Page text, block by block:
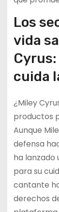
Los
vida
cuida
¿Miley
productos
Aunque
defensa
ha lanzado
para su
cantante
derechos